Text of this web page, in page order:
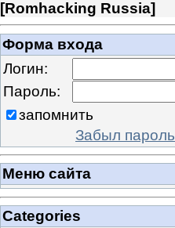
[Romhacking Russia]
Форма входа
Логин:
Пароль:
запомнить
Забыл пароль
Меню сайта
Categories